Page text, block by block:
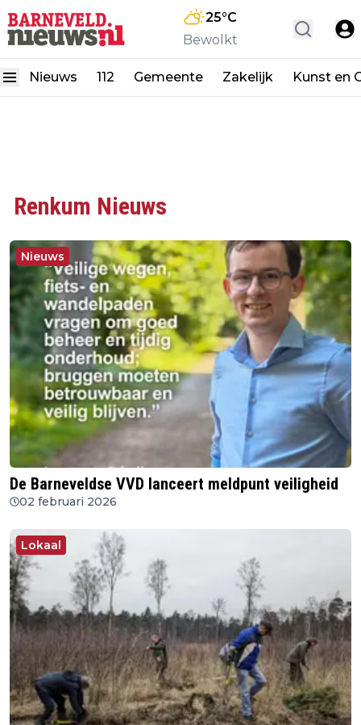
25°C
Bewolkt
Nieuws 112 Gemeente Zakelijk Kunst en
Renkum Nieuws
Nieuws
De Barneveldse VVD lanceert meldpunt veiligheid
02 februari 2026
Lokaal